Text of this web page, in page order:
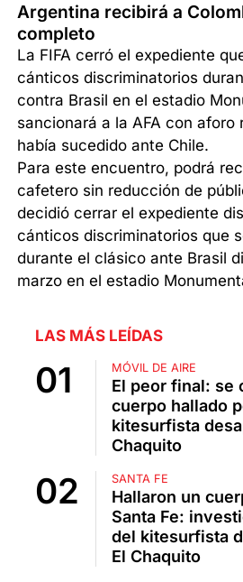
Argentina recibirá a
completo
La FIFA cerró el expediente
cánticos discriminatorios
contra Brasil en el estadio
sancionará a la AFA con aforo
había sucedido ante Chile.
Para este encuentro, podrá
cafetero sin reducción de
decidió cerrar el expediente
cánticos discriminatorios que
durante el clásico ante Brasil
marzo en el estadio
LAS MÁS LEÍDAS
MÓVIL DE AIRE
El peor final: se
cuerpo hallado
kitesurfista
Chaquito
SANTA FE
Hallaron un
Santa Fe:
del kitesurfista
El Chaquito